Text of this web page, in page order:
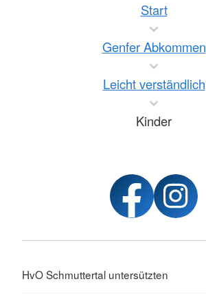
Start
Genfer Abkommen
Leicht verständlich
Kinder
HvO Schmuttertal untersützten